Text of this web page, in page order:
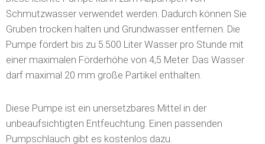
Schmutzwasser verwendet werden. Dadurch können Sie
Gruben trocken halten und Grundwasser entfernen. Die
Pumpe fördert bis zu 5.500 Liter Wasser pro Stunde mit
einer maximalen Förderhöhe von 4,5 Meter. Das Wasser
darf maximal 20 mm große Partikel enthalten.
Diese Pumpe ist ein unersetzbares Mittel in der
unbeaufsichtigten Entfeuchtung. Einen passenden
Pumpschlauch gibt es kostenlos dazu.